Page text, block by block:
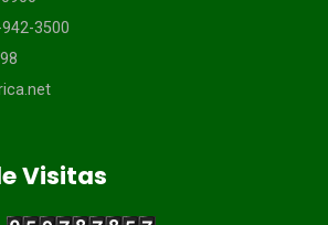
3500
Visitas